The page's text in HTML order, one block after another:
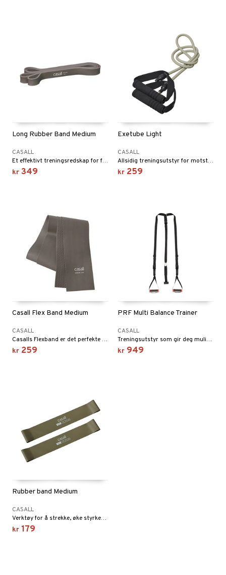
Long Rubber Band Medium
CASALL
Et effektivt treningsredskap for funksjonell trening som hjelper deg med å trene styrke, fleksibilitet, smidighet og hurtighet.
kr 349
Exetube Light
CASALL
Allsidig treningsutstyr for motstandstrening av alle store muskelgrupper uansett hvor du er.
kr 259
Casall Flex Band Medium
CASALL
Casalls Flexband er det perfekte treningsredskapet for fleksibilitets- og stabilitetstrening. Kan brukes til øvelser for både over- og underkroppen.
kr 259
PRF Multi Balance Trainer
CASALL
Treningsutstyr som gir deg muligheten til å bruke din egen kroppsvekt til styrke- og balanseøvelser.
kr 949
Rubber band Medium
CASALL
Verktøy for å strekke, øke styrken, men også for rehabilitering.
kr 179